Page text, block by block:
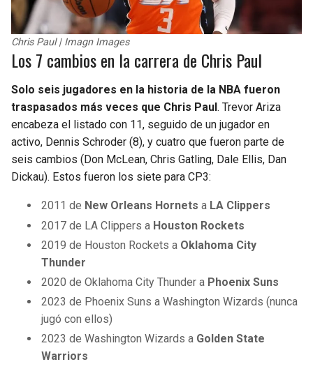
Chris Paul | Imagn Images
Los 7 cambios en la carrera de Chris Paul
Solo seis jugadores en la historia de la NBA fueron
traspasados más veces que Chris Paul . Trevor Ariza
encabeza el listado con 11, seguido de un jugador en
activo, Dennis Schroder (8), y cuatro que fueron parte de
seis cambios (Don McLean, Chris Gatling, Dale Ellis, Dan
Dickau). Estos fueron los siete para CP3:
2011 de New Orleans Hornets a LA Clippers
2017 de LA Clippers a Houston Rockets
2019 de Houston Rockets a Oklahoma City
Thunder
2020 de Oklahoma City Thunder a Phoenix Suns
2023 de Phoenix Suns a Washington Wizards (nunca
jugó con ellos)
2023 de Washington Wizards a Golden State
Warriors